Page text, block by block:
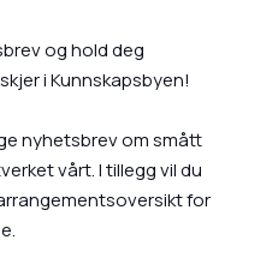
og hold deg
i Kunnskapsbyen!
nyhetsbrev om smått
vårt. I tillegg vil du
for